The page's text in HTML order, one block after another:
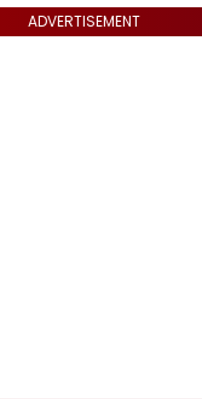
ADVERTISEMENT